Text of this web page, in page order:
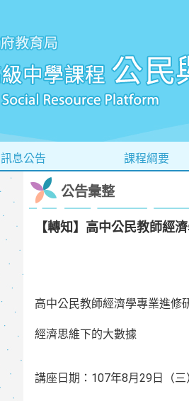
訊息公告 課程綱要
公告彙整
【轉知】高中公民教師經
高中公民教師經濟學專業進修
經濟思維下的大數據
講座日期：107年8月29日（